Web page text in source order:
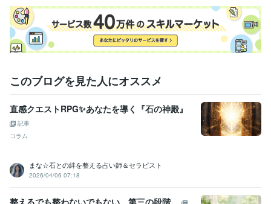
アロマ＠リーダー
占い 悩み相談 カラーセラピー
住まい・美容・生活相談 アロマセラピー検定1級
アロマ エステ エッセンシャルオイル
このブログを見た人にオススメ
直感クエストRPG✨あなたを導く『石の神殿』
記事
コラム
まな☆石との絆を整える占い師＆セラピスト
2026/04/06 07:18